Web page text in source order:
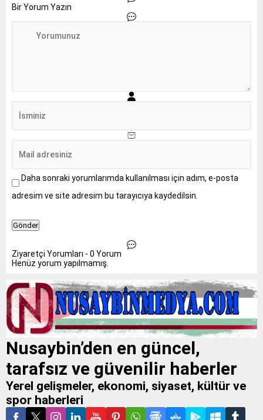
Bir Yorum Yazın
Daha sonraki yorumlarımda kullanılması için adım, e-posta
adresim ve site adresim bu tarayıcıya kaydedilsin.
Ziyaretçi Yorumları - 0 Yorum
Henüz yorum yapılmamış.
Nusaybin’den en güncel,
tarafsız ve güvenilir haberler
Yerel gelişmeler, ekonomi, siyaset, kültür ve
spor haberleri